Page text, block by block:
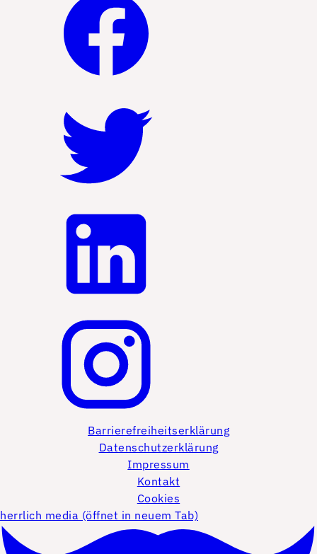
Barrierefreiheitserklärung
Datenschutzerklärung
Impressum
Kontakt
Cookies
herrlich media (öffnet in neuem Tab)